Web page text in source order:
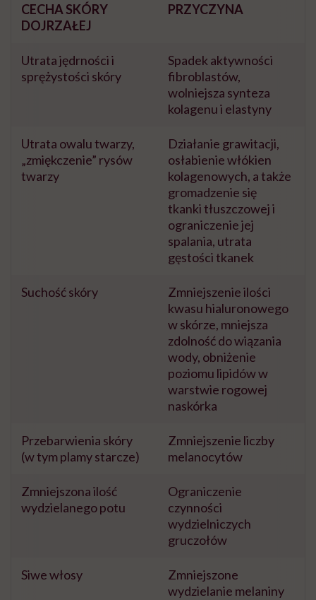
CECHA SKÓRY
DOJRZAŁEJ
PRZYCZYNA
Utrata jędrności i
sprężystości skóry
Spadek aktywności
fibroblastów,
wolniejsza synteza
kolagenu i elastyny
Utrata owalu twarzy,
„zmiękczenie” rysów
twarzy
Działanie grawitacji,
osłabienie włókien
kolagenowych, a także
gromadzenie się
tkanki tłuszczowej i
ograniczenie jej
spalania, utrata
gęstości tkanek
Suchość skóry
Zmniejszenie ilości
kwasu hialuronowego
w skórze, mniejsza
zdolność do wiązania
wody, obniżenie
poziomu lipidów w
warstwie rogowej
naskórka
Przebarwienia skóry
(w tym plamy starcze)
Zmniejszenie liczby
melanocytów
Zmniejszona ilość
wydzielanego potu
Ograniczenie
czynności
wydzielniczych
gruczołów
Siwe włosy
Zmniejszone
wydzielanie melaniny